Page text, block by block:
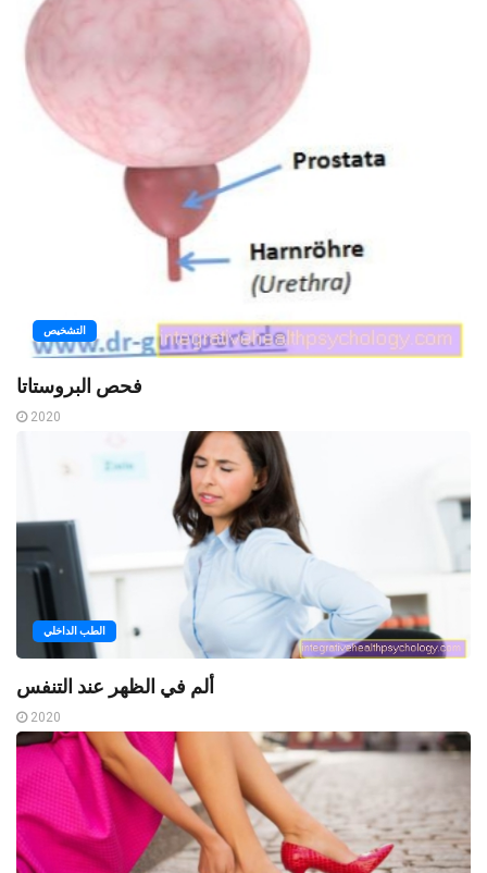
التشخيص
فحص البروستاتا
2020
الطب الداخلي
ألم في الظهر عند التنفس
2020